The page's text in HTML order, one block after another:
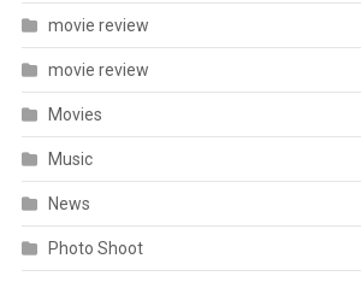
movie review
movie review
Movies
Music
News
Photo Shoot